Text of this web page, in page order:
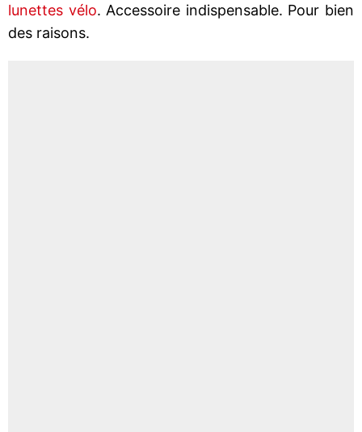
lunettes vélo. Accessoire indispensable. Pour bien
des raisons.